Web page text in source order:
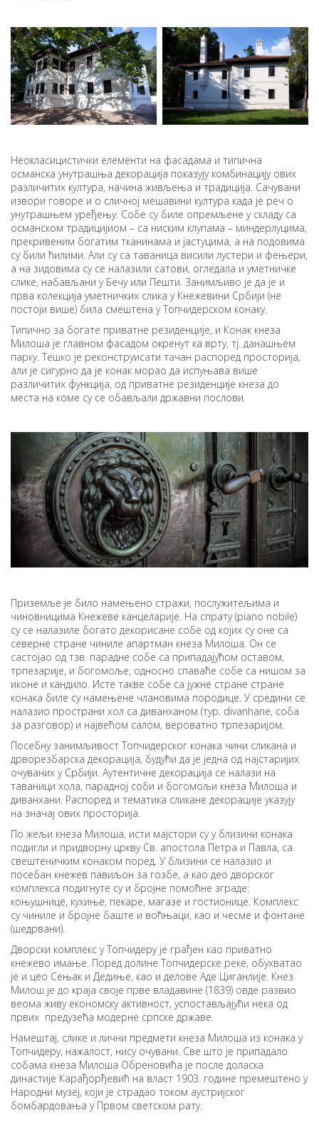
Неокласицистички елементи на фасадама и типична
османска унутрашња декорација показују комбинацију ових
различитих култура, начина живљења и традиција. Сачувани
извори говоре и о сличној мешавини култура када је реч о
унутрашњем уређењу. Собе су биле опремљене у складу са
османском традицијиом – са ниским клупама – миндерлуцима,
прекривеним богатим тканинама и јастуцима, а на подовима
су били ћилими. Али су са таваница висили лустери и фењери,
а на зидовима су се налазили сатови, огледала и уметничке
слике, набављани у Бечу или Пешти. Занимљиво је да је и
прва колекција уметничких слика у Кнежевини Србији (не
постоји више) била смештена у Топчидерском конаку.
Типично за богате приватне резиденције, и Конак кнеза
Милоша је главном фасадом окренут ка врту, тј. данашњем
парку. Тешко је реконструисати тачан распоред просторија,
али је сигурно да је конак морао да испуњава више
различитих функција, од приватне резиденције кнеза до
места на коме су се обављали државни послови.
Приземље је било намењено стражи, послужитељима и
чиновницима Кнежеве канцеларије. На спрату (piano nobile)
су се налазиле богато декорисане собе од којих су оне са
северне стране чиниле апартман кнеза Милоша. Он се
састојао од тзв. парадне собе са припадајућом оставом,
трпезарије, и богомоље, односно спаваће собе са нишом за
иконе и кандило. Исте такве собе са јужне стране стране
конака биле су намењене члановима породице. У средини се
налазио пространи хол са диванханом (тур. divanhane, соба
за разговор) и највећом салом, вероватно трпезаријом.
Посебну занимљивост Топчидерског конака чини сликана и
дрворезбарска декорација, будући да је једна од најстаријих
очуваних у Србији. Аутентичне декорација се налази на
таваници хола, парадној соби и богомољи кнеза Милоша и
диванхани. Распоред и тематика сликане декорације указују
на значај ових просторија.
По жељи кнеза Милоша, исти мајстори су у близини конака
подигли и придворну цркву Св. апостола Петра и Павла, са
свештеничким конаком поред. У близини се налазио и
посебан кнежев павиљон за гозбе, а као део дворског
комплекса подигнуте су и бројне помоћне зграде:
коњушнице, кухиње, пекаре, магазе и гостионице. Комплекс
су чиниле и бројне баште и воћњаци, као и чесме и фонтане
(шедрвани).
Дворски комплекс у Топчидеру је грађен као приватно
кнежево имање. Поред долине Топчидерске реке, обухватао
је и цео Сењак и Дедиње, као и делове Аде Циганлије. Кнез
Милош је до краја своје прве владавине (1839) овде развио
веома живу економску активност, успостављајући нека од
првих предузећа модерне српске државе.
Намештај, слике и лични предмети кнеза Милоша из конака у
Топчидеру, нажалост, нису очувани. Све што је припадало
собама кнеза Милоша Обреновића је после доласка
династије Карађорђевић на власт 1903. године премештено у
Народни музеј, који је страдао током аустријског
бомбардовања у Првом светском рату.